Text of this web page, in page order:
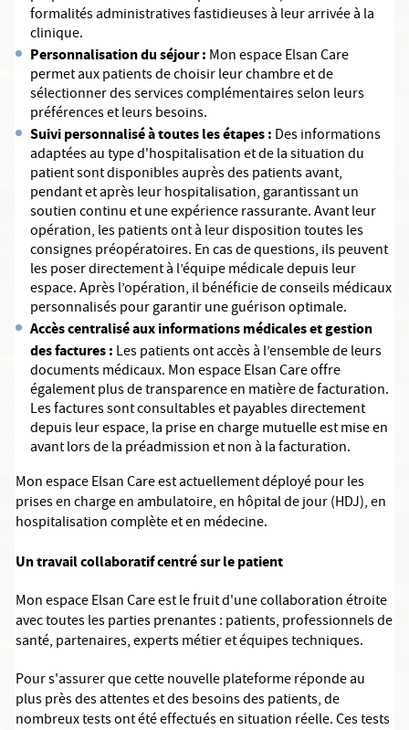
formalités administratives fastidieuses à leur arrivée à la
clinique.
Personnalisation du séjour : Mon espace Elsan Care
permet aux patients de choisir leur chambre et de
sélectionner des services complémentaires selon leurs
préférences et leurs besoins.
Suivi personnalisé à toutes les étapes : Des informations
adaptées au type d'hospitalisation et de la situation du
patient sont disponibles auprès des patients avant,
pendant et après leur hospitalisation, garantissant un
soutien continu et une expérience rassurante. Avant leur
opération, les patients ont à leur disposition toutes les
consignes préopératoires. En cas de questions, ils peuvent
les poser directement à l’équipe médicale depuis leur
espace. Après l’opération, il bénéficie de conseils médicaux
personnalisés pour garantir une guérison optimale.
Accès centralisé aux informations médicales et gestion
des factures : Les patients ont accès à l’ensemble de leurs
documents médicaux. Mon espace Elsan Care offre
également plus de transparence en matière de facturation.
Les factures sont consultables et payables directement
depuis leur espace, la prise en charge mutuelle est mise en
avant lors de la préadmission et non à la facturation.
Mon espace Elsan Care est actuellement déployé pour les
prises en charge en ambulatoire, en hôpital de jour (HDJ), en
hospitalisation complète et en médecine.
Un travail collaboratif centré sur le patient
Mon espace Elsan Care est le fruit d'une collaboration étroite
avec toutes les parties prenantes : patients, professionnels de
santé, partenaires, experts métier et équipes techniques.
Pour s'assurer que cette nouvelle plateforme réponde au
plus près des attentes et des besoins des patients, de
nombreux tests ont été effectués en situation réelle. Ces tests